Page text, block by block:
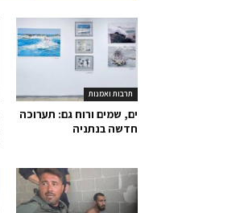
תרבות ואמנות
ים, שמים ורוח גם: תערוכה
חדשה בנתניה